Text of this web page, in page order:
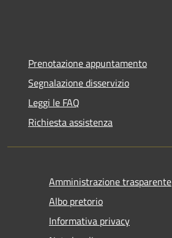
Prenotazione appuntamento
Segnalazione disservizio
Leggi le FAQ
Richiesta assistenza
Amministrazione trasparente
Albo pretorio
Informativa privacy